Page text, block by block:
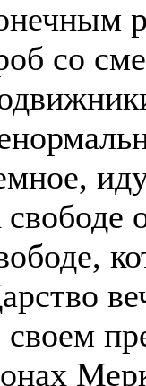
со